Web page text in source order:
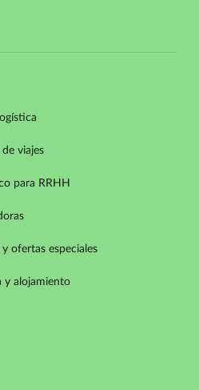
viajes
para RRHH
ofertas especiales
y alojamiento